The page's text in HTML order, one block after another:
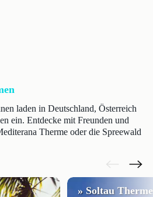
laden in Deutschland, Österreich
ein. Entdecke mit Freunden und
Therme oder die Spreewald
» Soltau Therme